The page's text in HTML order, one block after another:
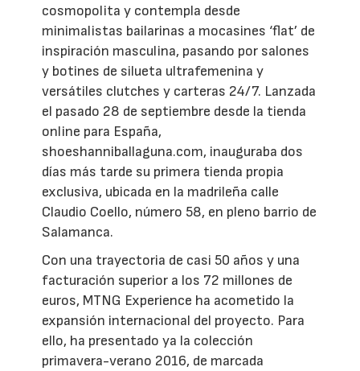
cosmopolita y contempla desde
minimalistas bailarinas a mocasines ‘flat’ de
inspiración masculina, pasando por salones
y botines de silueta ultrafemenina y
versátiles clutches y carteras 24/7. Lanzada
el pasado 28 de septiembre desde la tienda
online para España,
shoeshanniballaguna.com, inauguraba dos
días más tarde su primera tienda propia
exclusiva, ubicada en la madrileña calle
Claudio Coello, número 58, en pleno barrio de
Salamanca.
Con una trayectoria de casi 50 años y una
facturación superior a los 72 millones de
euros, MTNG Experience ha acometido la
expansión internacional del proyecto. Para
ello, ha presentado ya la colección
primavera-verano 2016, de marcada